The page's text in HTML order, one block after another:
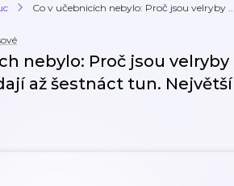
Co v učebnicích nebylo: Proč jsou velryby ...
nebylo: Proč jsou
až šestnáct tun.